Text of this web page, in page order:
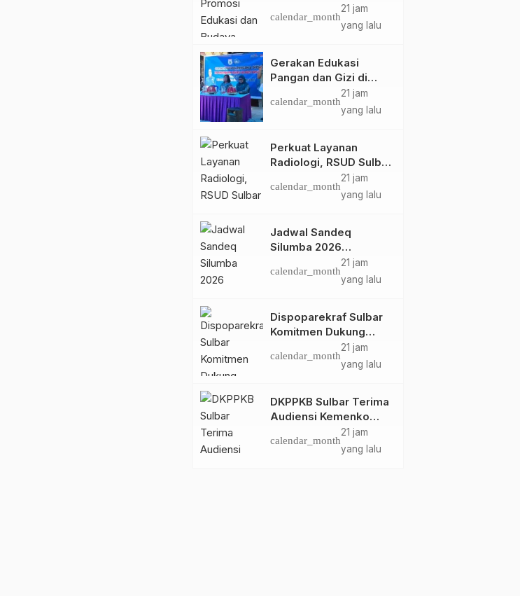
Anjungan Provinsi
Sulawesi Barat Perkuat
TMII
calendar_month
21 jam
yang lalu
Gerakan Edukasi
Pangan dan Gizi di
Mamasa: Tingkatkan
Pengetahuan dan
calendar_month
21 jam
yang lalu
Perkuat Layanan
Radiologi, RSUD Sulbar
Sambut Kembali dr. Iis
Imelda, Sp.Rad
calendar_month
21 jam
yang lalu
Jadwal Sandeq
Silumba 2026
Dispoparekraf Sulbar
calendar_month
21 jam
yang lalu
Dispoparekraf Sulbar
Komitmen Dukung
Penyusunan RAD
TPB/SDGs Sulawesi
calendar_month
21 jam
yang lalu
DKPPKB Sulbar Terima
Audiensi Kemenko
Kumham Imipas RI,
Perkuat Pelayanan
calendar_month
21 jam
yang lalu